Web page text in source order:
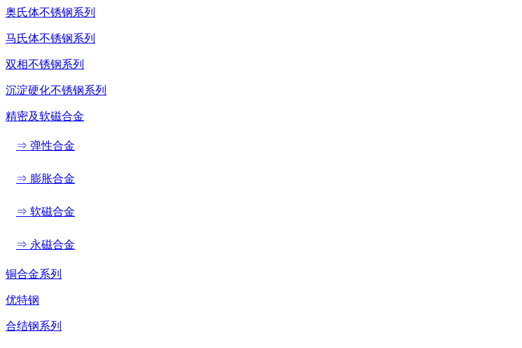
奥氏体不锈钢系列
马氏体不锈钢系列
双相不锈钢系列
沉淀硬化不锈钢系列
精密及软磁合金
⇒ 弹性合金
⇒ 膨胀合金
⇒ 软磁合金
⇒ 永磁合金
铜合金系列
优特钢
合结钢系列